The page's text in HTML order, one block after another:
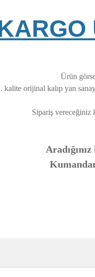
Ürün
kalite orijinal kalıp yan
Sipariş vereceğiniz